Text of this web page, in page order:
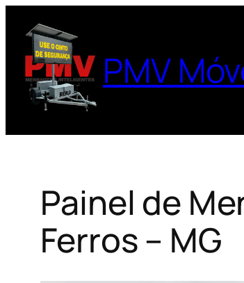
para
conteúdo
PMV
Painel de
Ferros – MG